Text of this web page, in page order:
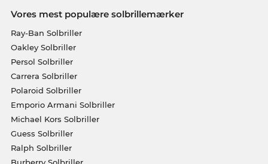
Vores mest populære solbrillemærker
Ray-Ban Solbriller
Oakley Solbriller
Persol Solbriller
Carrera Solbriller
Polaroid Solbriller
Emporio Armani Solbriller
Michael Kors Solbriller
Guess Solbriller
Ralph Solbriller
Burberry Solbriller